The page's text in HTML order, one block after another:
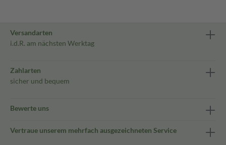
Versandarten
i.d.R. am nächsten Werktag
Zahlarten
sicher und bequem
Bewerte uns
Vertraue unserem mehrfach ausgezeichneten Service